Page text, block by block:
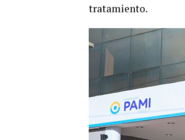
tratamiento.